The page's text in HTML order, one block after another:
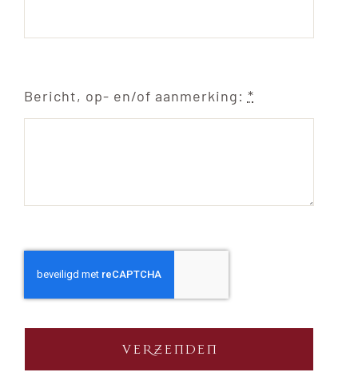
Bericht, op- en/of aanmerking: *
VERZENDEN